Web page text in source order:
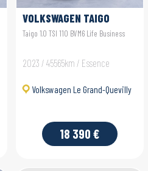
VOLKSWAGEN TAIGO
Taigo 1.0 TSI 110 BVM6 Life Business
2023 / 45565km / Essence
Volkswagen Le Grand-Quevilly
18 390 €